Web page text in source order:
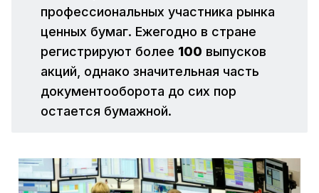
профессиональных участника рынка
ценных бумаг. Ежегодно в стране
регистрируют более 100 выпусков
акций, однако значительная часть
документооборота до сих пор
остается бумажной.